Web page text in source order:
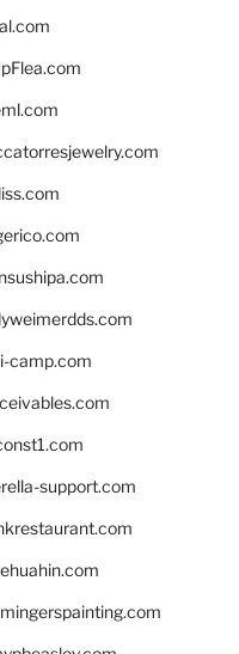
camp.com
support.com